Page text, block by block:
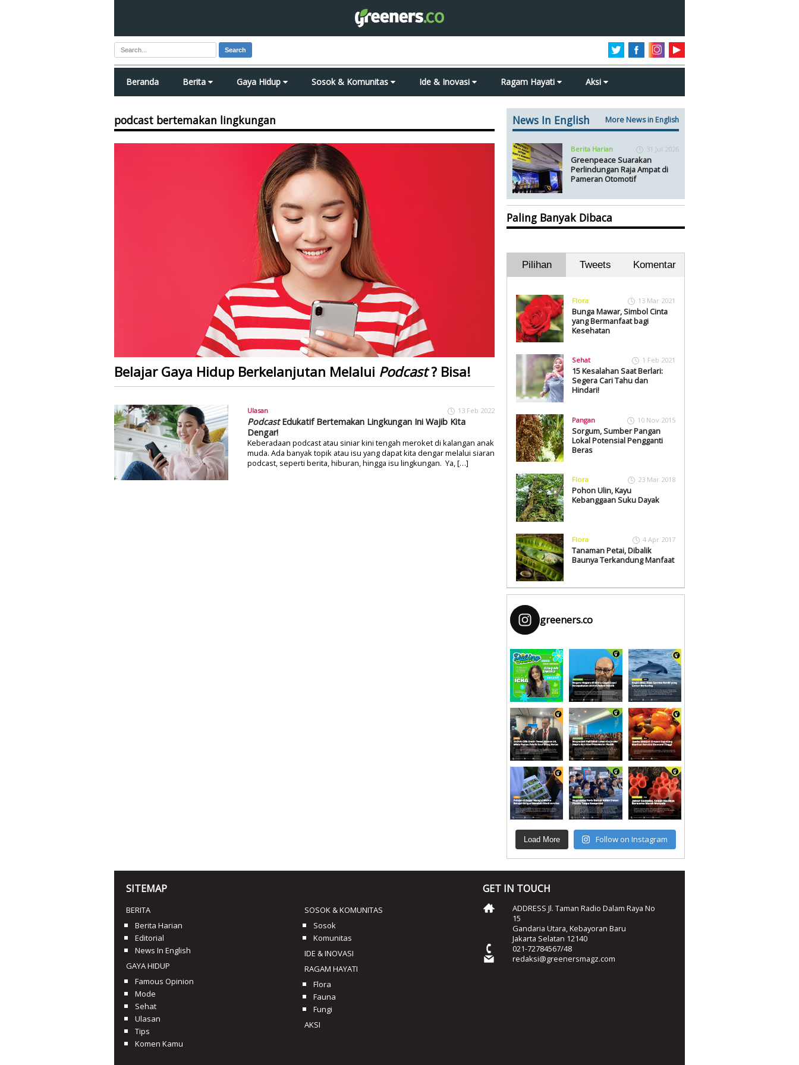
Search
Beranda Berita Gaya Hidup Sosok & Komunitas Ide & Inovasi Ragam Hayati Aksi
podcast bertemakan lingkungan
Belajar Gaya Hidup Berkelanjutan Melalui Podcast? Bisa!
Ulasan 13 Feb 2022
PodcastEdukatif Bertemakan Lingkungan Ini Wajib Kita
Dengar!
Keberadaan podcast atau siniar kini tengah meroket di kalangan anak
muda. Ada banyak topik atau isu yang dapat kita dengar melalui siaran
podcast, seperti berita, hiburan, hingga isu lingkungan. Ya, […]
News In English More News in English
Berita Harian 31 Jul 2026
Greenpeace Suarakan
Perlindungan Raja Ampat di
Pameran Otomotif
Paling Banyak Dibaca
Pilihan Tweets Komentar
Flora 13 Mar 2021
Bunga Mawar, Simbol Cinta
yang Bermanfaat bagi
Kesehatan
Sehat 1 Feb 2021
15 Kesalahan Saat Berlari:
Segera Cari Tahu dan
Hindari!
Pangan 10 Nov 2015
Sorgum, Sumber Pangan
Lokal Potensial Pengganti
Beras
Flora 23 Mar 2018
Pohon Ulin, Kayu
Kebanggaan Suku Dayak
Flora 4 Apr 2017
Tanaman Petai, Dibalik
Baunya Terkandung Manfaat
greeners.co
Load More Follow on Instagram
SITEMAP
BERITA
Berita Harian
Editorial
News In English
GAYA HIDUP
Famous Opinion
Mode
Sehat
Ulasan
Tips
Komen Kamu
SOSOK & KOMUNITAS
Sosok
Komunitas
IDE & INOVASI
RAGAM HAYATI
Flora
Fauna
Fungi
AKSI
GET IN TOUCH
ADDRESS Jl. Taman Radio Dalam Raya No
15
Gandaria Utara, Kebayoran Baru
Jakarta Selatan 12140
021-72784567/48
redaksi@greenersmagz.com